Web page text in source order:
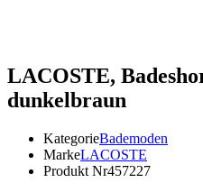
LACOSTE,
dunkelbraun
KategorieBademoden
MarkeLACOSTE
Produkt Nr457227